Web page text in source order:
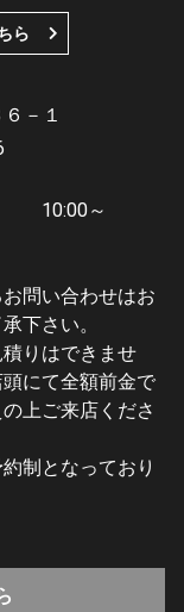
ら
－１
～
問い合わせはお
下さい。
りはできませ
にて全額前金で
上ご来店くださ
制となっており